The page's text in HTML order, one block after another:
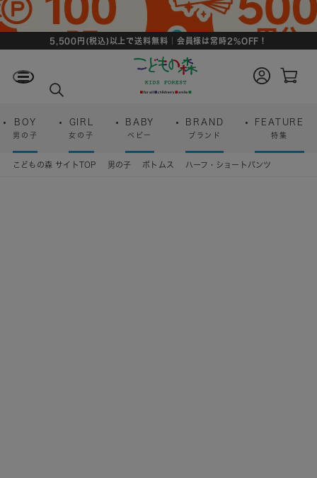
5,500円(税込)以上で送料無料｜会員様は常時2%OFF！
ジ
BOY
男の子
GIRL
女の子
BABY
ベビー
BRAND
ブランド
FEATURE
特集
こどもの森 サイトTOP 男の子 ボトムス ハーフ・ショートパンツ